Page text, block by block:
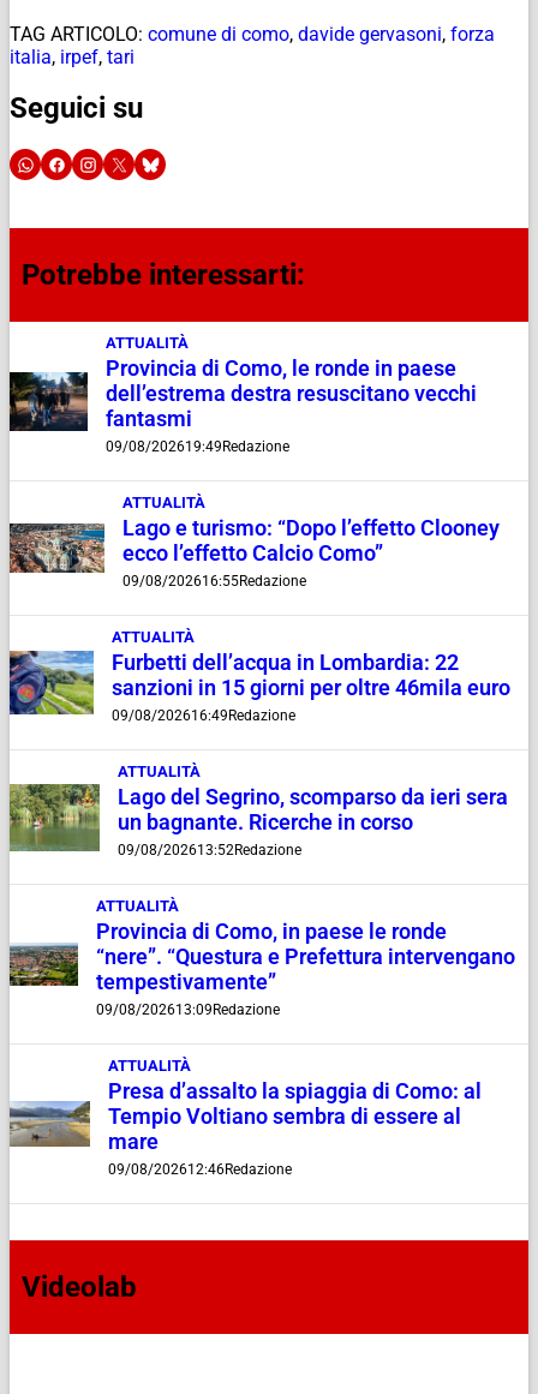
TAG ARTICOLO: comune di como, davide gervasoni, forza
italia, irpef, tari
Seguici su
Potrebbe interessarti:
ATTUALITÀ
Provincia di Como, le ronde in paese
dell’estrema destra resuscitano vecchi
fantasmi
09/08/202619:49 Redazione
ATTUALITÀ
Lago e turismo: “Dopo l’effetto Clooney
ecco l’effetto Calcio Como”
09/08/202616:55Redazione
ATTUALITÀ
Furbetti dell’acqua in Lombardia: 22
sanzioni in 15 giorni per oltre 46mila euro
09/08/202616:49 Redazione
ATTUALITÀ
Lago del Segrino, scomparso da ieri sera
un bagnante. Ricerche in corso
09/08/202613:52Redazione
ATTUALITÀ
Provincia di Como, in paese le ronde
“nere”. “Questura e Prefettura intervengano
tempestivamente”
09/08/202613:09 Redazione
ATTUALITÀ
Presa d’assalto la spiaggia di Como: al
Tempio Voltiano sembra di essere al
mare
09/08/202612:46Redazione
Videolab